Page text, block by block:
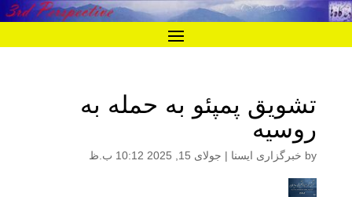
تشویق پمپئو به حمله به
روسیه
by خبرگزاری ایسنا | جولای 15, 2025 10:12 ب.ظ